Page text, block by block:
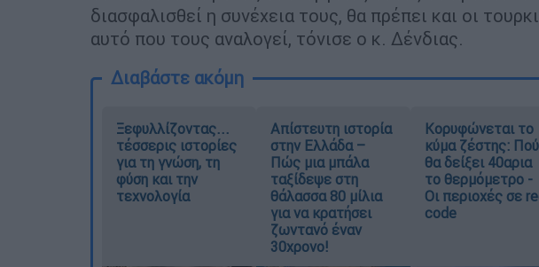
διασφαλισθεί η συνέχεια τους, θα πρέπει και οι
αυτό που τους αναλογεί, τόνισε ο κ. Δένδιας.
Διαβάστε ακόμη
Ξεφυλλίζοντας...
τέσσερις ιστορίες
για τη γνώση, τη
φύση και την
τεχνολογία
Απίστευτη ιστορία
στην Ελλάδα –
Πώς μια μπάλα
ταξίδεψε στη
θάλασσα 80 μίλια
για να κρατήσει
ζωντανό έναν
30χρονο!
Κορυφώνεται το
κύμα ζέστης: Πού
θα δείξει 40αρια
το θερμόμετρο -
Οι περιοχές σε
code